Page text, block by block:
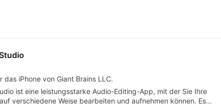
das iPhone von Giant Brains LLC.
ist eine leistungsstarke Audio-Editing-App, mit der Sie Ihre
verschiedene Weise bearbeiten und aufnehmen können. Es…